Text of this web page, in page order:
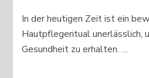
In der heutigen Zeit ist ein
Hautpflegeritual unerlässlich,
Gesundheit zu erhalten. …